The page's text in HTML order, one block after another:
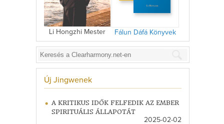
Li Hongzhi Mester Fálun Dáfá Könyvek
Új Jingwenek
A KRITIKUS IDŐK FELFEDIK AZ EMBER
SPIRITUÁLIS ÁLLAPOTÁT
2025-02-02